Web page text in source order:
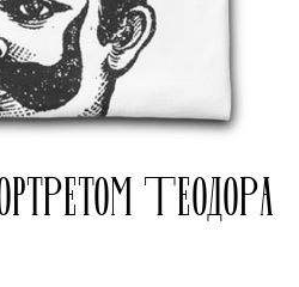
ТЕОДОРА